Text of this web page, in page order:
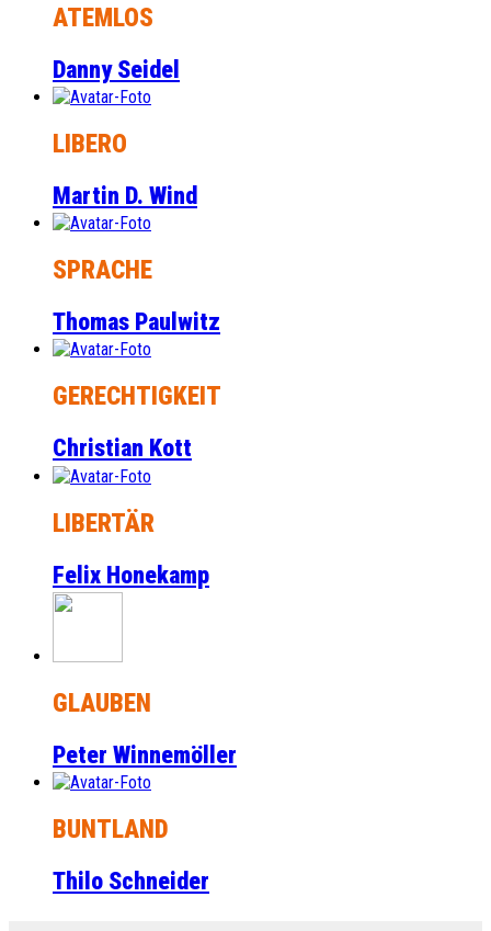
ATEMLOS
Danny Seidel
LIBERO
Martin D. Wind
SPRACHE
Thomas Paulwitz
GERECHTIGKEIT
Christian Kott
LIBERTÄR
Felix Honekamp
GLAUBEN
Peter Winnemöller
BUNTLAND
Thilo Schneider